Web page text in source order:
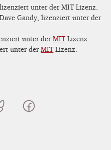
unter der MIT Lizenz.
Gandy, lizenziert unter der
unter derMITLizenz.
unter derMITLizenz.